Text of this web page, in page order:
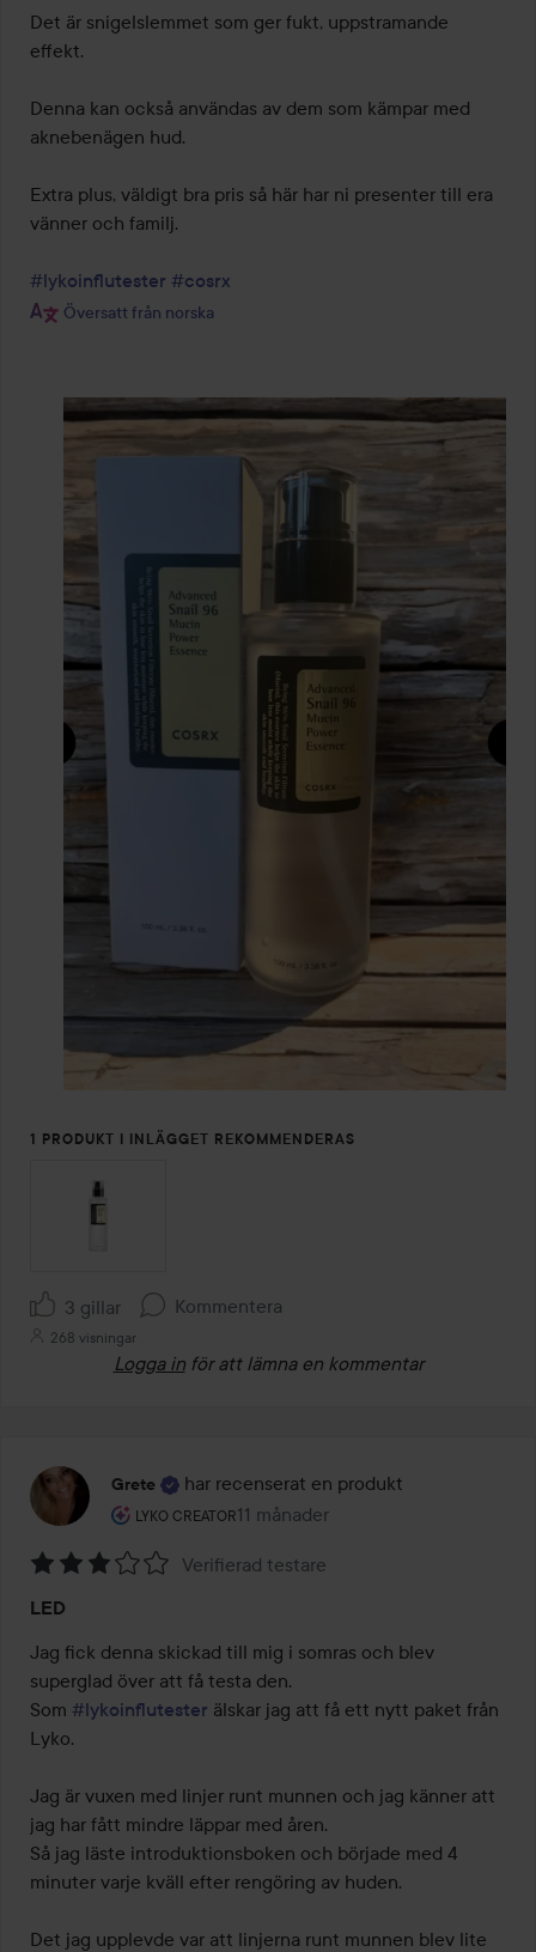
Det är snigelslemmet som ger fukt, uppstramande
effekt.
Denna kan också användas av dem som kämpar med
aknebenägen hud.
Extra plus, väldigt bra pris så här har ni presenter till era
vänner och familj.
#lykoinflutester #cosrx
Översatt från norska
1 PRODUKT I INLÄGGET REKOMMENDERAS
3 gillar Kommentera
268 visningar
Logga in för att lämna en kommentar
Grete har recenserat en produkt
LYKO CREATOR
Användarens roll: Lyko Creator.
11 månader
Inlägget skapades 11 månader
3
av
5
Verifierad testare
LED
Jag fick denna skickad till mig i somras och blev
superglad över att få testa den.
Som #lykoinflutester älskar jag att få ett nytt paket från
Lyko.
Jag är vuxen med linjer runt munnen och jag känner att
jag har fått mindre läppar med åren.
Så jag läste introduktionsboken och började med 4
minuter varje kväll efter rengöring av huden.
Det jag upplevde var att linjerna runt munnen blev lite